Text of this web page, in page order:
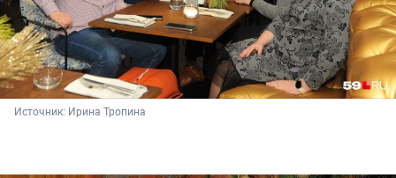
Источник: Ирина Тропина